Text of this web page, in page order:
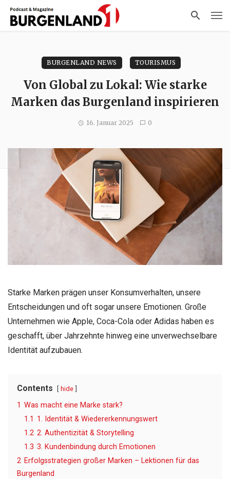
BURGENLAND NEWS TOURISMUS
Von Global zu Lokal: Wie starke
Marken das Burgenland inspirieren
16. Januar 2025 0
Starke Marken prägen unser Konsumverhalten, unsere
Entscheidungen und oft sogar unsere Emotionen. Große
Unternehmen wie Apple, Coca-Cola oder Adidas haben es
geschafft, über Jahrzehnte hinweg eine unverwechselbare
Identität aufzubauen.
Contents hide
1 Was macht eine Marke stark?
1.1 1. Identität & Wiedererkennungswert
1.2 2. Authentizität & Storytelling
1.3 3. Kundenbindung durch Emotionen
2 Erfolgsstrategien großer Marken – Lektionen für das
Burgenland